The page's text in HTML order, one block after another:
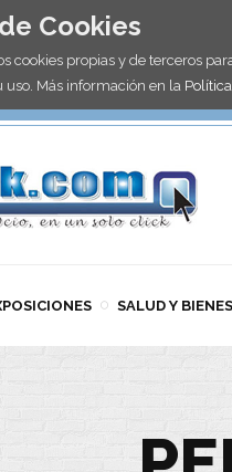
Cookies
cookies propias y de terceros
uso. Más información en la
SALUD Y